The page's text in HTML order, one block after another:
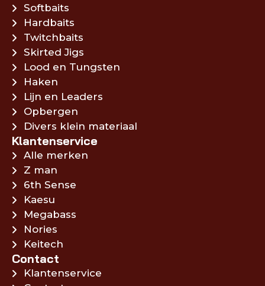
Softbaits
Hardbaits
Twitchbaits
Skirted Jigs
Lood en Tungsten
Haken
Lijn en Leaders
Opbergen
Divers klein materiaal
Klantenservice
Alle merken
Z man
6th Sense
Kaesu
Megabass
Nories
Keitech
Contact
Klantenservice